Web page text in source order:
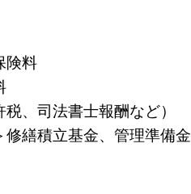
険料
、司法書士報酬など）
繕積立基金、管理準備金